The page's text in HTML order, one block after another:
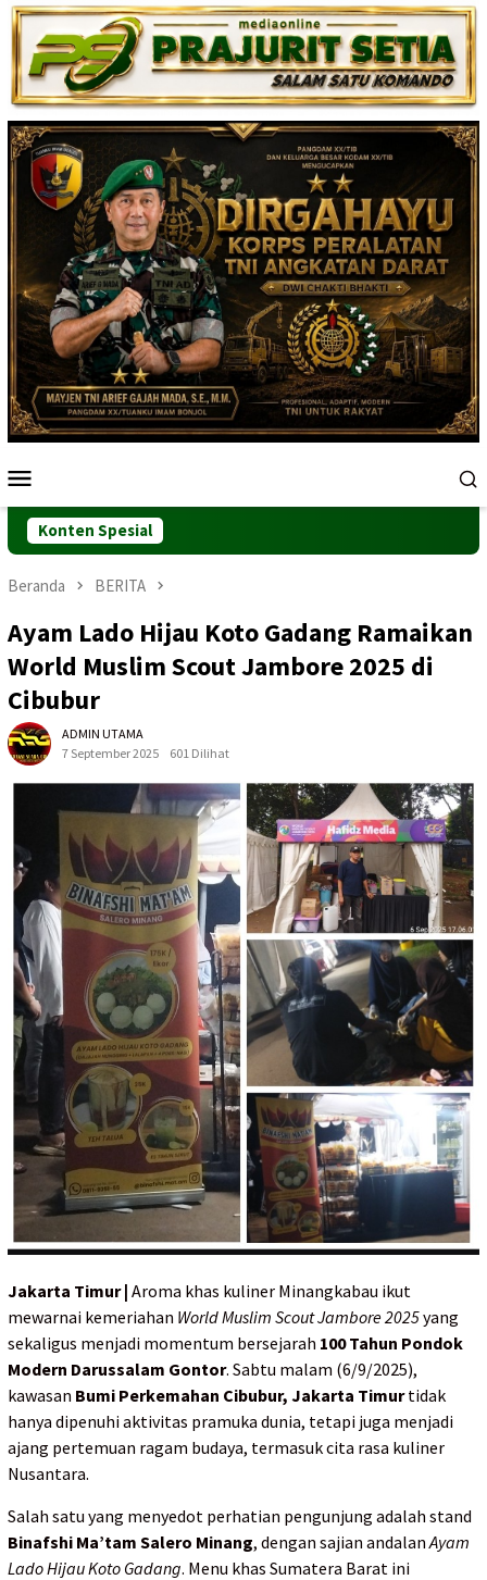
Loncat
ke
konten
Mobile
Konten Spesial
Beranda BERITA
Ayam Lado Hijau Koto Gadang Ramaikan
World Muslim Scout Jambore 2025 di
Cibubur
ADMIN UTAMA
7 September 2025
601 Dilihat
Jakarta Timur | Aroma khas kuliner Minangkabau ikut
mewarnai kemeriahan World Muslim Scout Jambore 2025yang
sekaligus menjadi momentum bersejarah 100 Tahun Pondok
Modern Darussalam Gontor. Sabtu malam (6/9/2025),
kawasan Bumi Perkemahan Cibubur, Jakarta Timurtidak
hanya dipenuhi aktivitas pramuka dunia, tetapi juga menjadi
ajang pertemuan ragam budaya, termasuk cita rasa kuliner
Nusantara.
Salah satu yang menyedot perhatian pengunjung adalah stand
Binafshi Ma’tam Salero Minang, dengan sajian andalanAyam
Lado Hijau Koto Gadang. Menu khas Sumatera Barat ini